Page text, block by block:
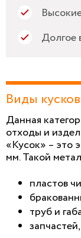
Долгое
Виды
Данная
отходы и
«Кусок» – это
мм. Такой
пластов
труб и